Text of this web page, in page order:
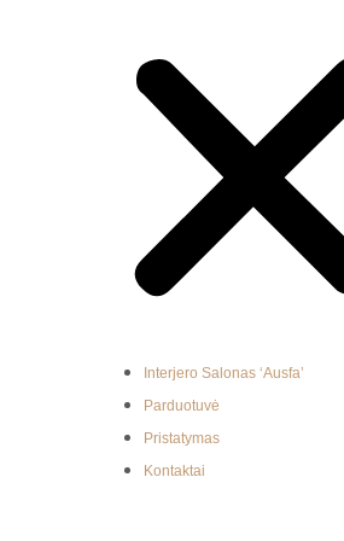
Interjero Salonas ‘Ausfa’
Parduotuvė
Pristatymas
Kontaktai